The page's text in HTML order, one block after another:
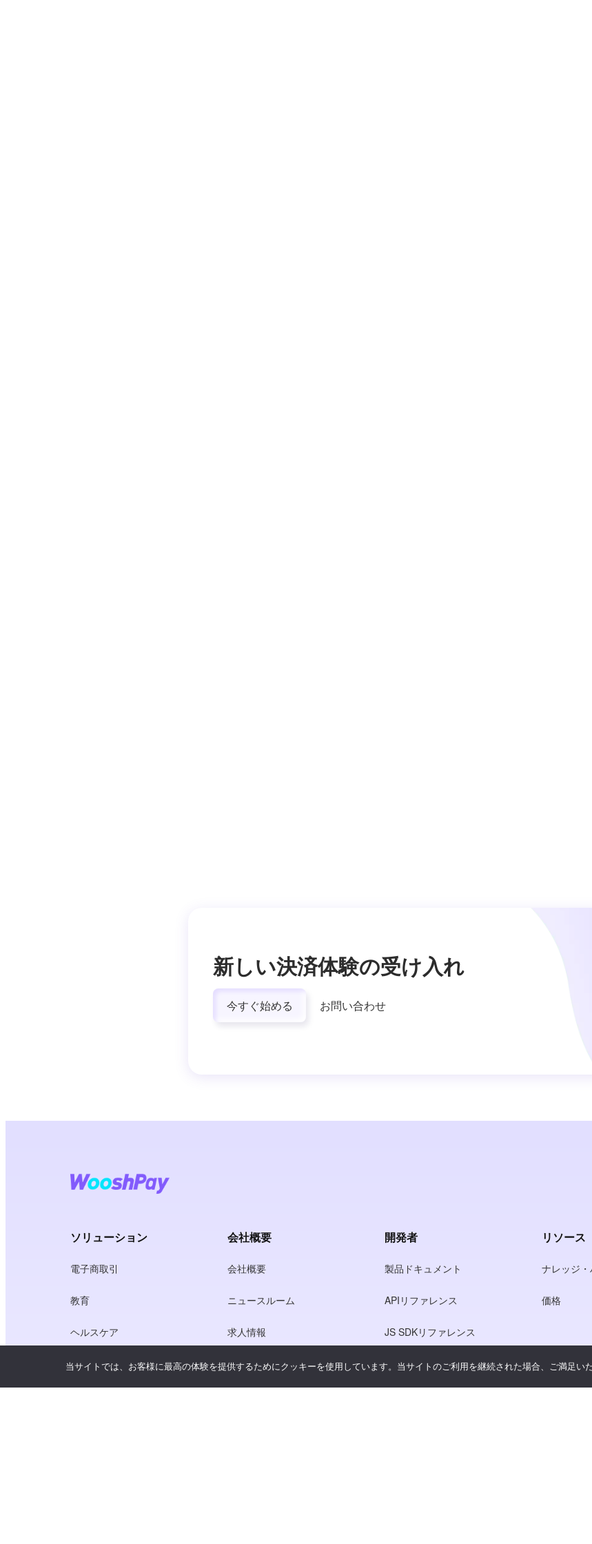
新しい決済体験の受け入れ
今すぐ始める お問い合わせ
ソリューション
電子商取引
教育
ヘルスケア
クリエーター・エコノミー
会社概要
会社概要
ニュースルーム
求人情報
利用規約
開発者
製品ドキュメント
APIリファレンス
JS SDKリファレンス
リソース
ナレッジ
価格
当サイトでは、お客様に最高の体験を提供するためにクッキーを使用しています。当サイトのご利用を継続された場合、ご満足い